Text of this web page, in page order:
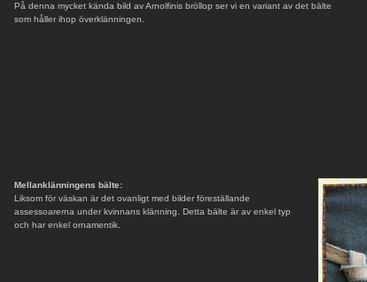
På denna mycket kända bild av Arnolfinis bröllop ser vi en variant av det bälte
som håller ihop överklänningen.
Mellanklänningens bälte:
Liksom för väskan är det ovanligt med bilder föreställande
assessoarerna under kvinnans klänning. Detta bälte är av enkel typ
och har enkel ornamentik.